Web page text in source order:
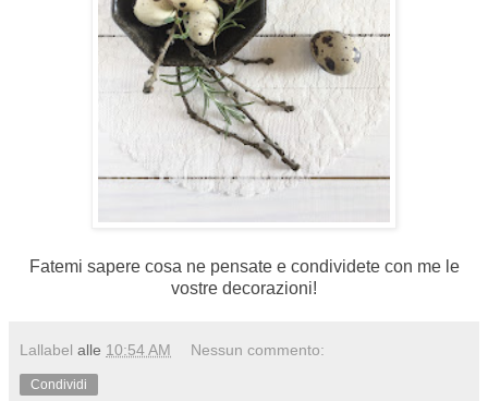
Fatemi sapere cosa ne pensate e condividete con me le
vostre decorazioni!
Lallabel alle 10:54 AM Nessun commento:
Condividi